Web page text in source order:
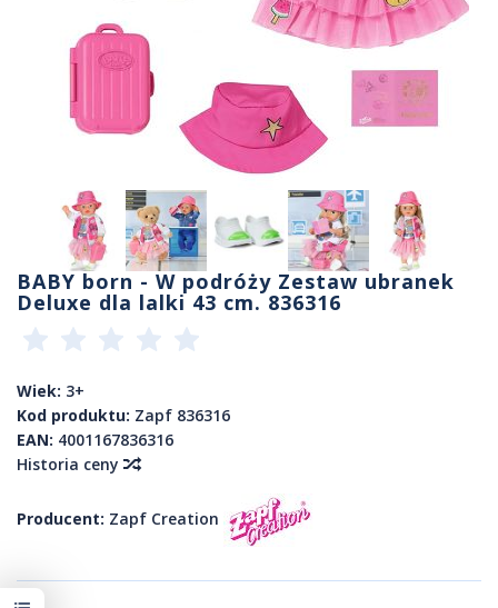
BABY born - W podróży Zestaw ubranek
Deluxe dla lalki 43 cm. 836316
Wiek: 3+
Kod produktu: Zapf 836316
EAN: 4001167836316
Historia ceny
Producent: Zapf Creation